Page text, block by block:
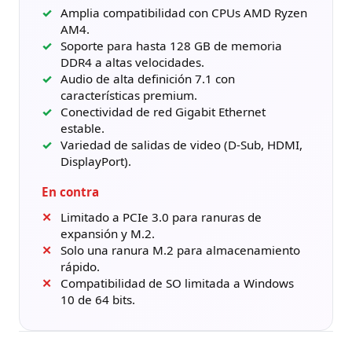
Amplia compatibilidad con CPUs AMD Ryzen
AM4.
Soporte para hasta 128 GB de memoria
DDR4 a altas velocidades.
Audio de alta definición 7.1 con
características premium.
Conectividad de red Gigabit Ethernet
estable.
Variedad de salidas de video (D-Sub, HDMI,
DisplayPort).
En contra
Limitado a PCIe 3.0 para ranuras de
expansión y M.2.
Solo una ranura M.2 para almacenamiento
rápido.
Compatibilidad de SO limitada a Windows
10 de 64 bits.